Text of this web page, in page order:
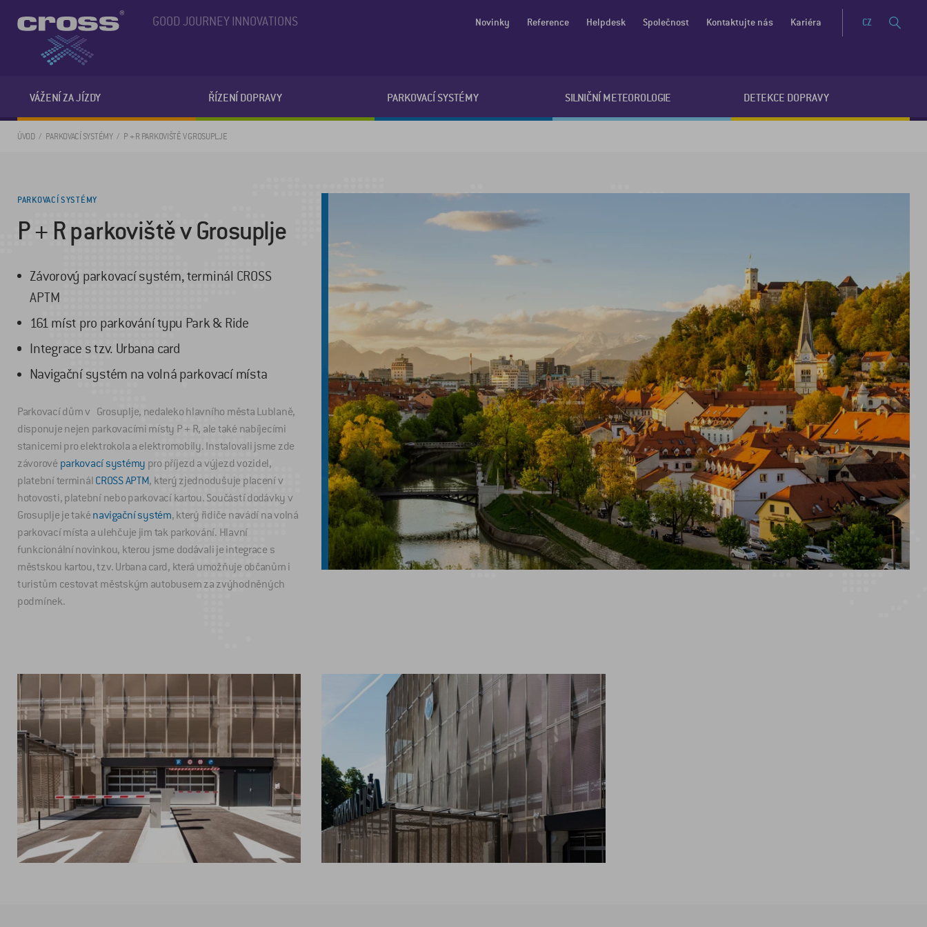
GOOD JOURNEY INNOVATIONS
VÁŽENÍ ZA JÍZDY ŘÍZENÍ DOPRAVY PARKOVACÍ SYSTÉMY SILNIČNÍ METEOROLOGIE DETEKCE DOPRAVY
Novinky Reference Helpdesk Společnost Kontaktujte nás Kariéra CZ
ÚVOD PARKOVACÍ SYSTÉMY P + R PARKOVIŠTĚ V GROSUPLJE
PARKOVACÍ SYSTÉMY
P + R parkoviště v Grosuplje
Závorový parkovací systém, terminál CROSS
APTM
161 míst pro parkování typu Park & Ride
Integrace s tzv. Urbana card
Navigační systém na volná parkovací místa
Parkovací dům v Grosuplje, nedaleko hlavního města Lublaně,
disponuje nejen parkovacími místy P + R, ale také nabíjecími
stanicemi pro elektrokola a elektromobily. Instalovali jsme zde
závorové parkovací systémy pro příjezd a výjezd vozidel,
platební terminál CROSS APTM, který zjednodušuje placení v
hotovosti, platební nebo parkovací kartou. Součástí dodávky v
Grosuplje je také navigační systém, který řidiče navádí na volná
parkovací místa a ulehčuje jim tak parkování. Hlavní
funkcionální novinkou, kterou jsme dodávali je integrace s
městskou kartou, tzv. Urbana card, která umožňuje občanům i
turistům cestovat městským autobusem za zvýhodněných
podmínek.